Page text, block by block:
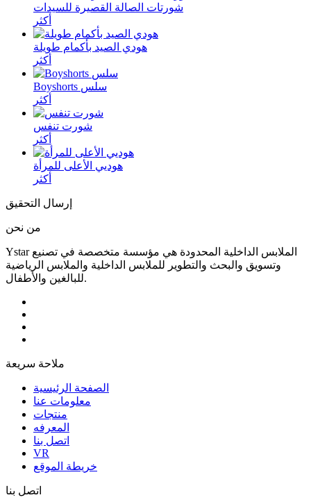
شورتات الصالة القصيرة للسيدات
أكثر
هودي الصيد بأكمام طويلة
أكثر
Boyshorts سلس
أكثر
شورت تنفس
أكثر
هوديي الأعلى للمرأة
أكثر
إرسال التحقيق
من نحن
Ystar الملابس الداخلية المحدودة هي مؤسسة متخصصة في تصنيع
وتسويق والبحث والتطوير للملابس الداخلية والملابس الرياضية
للبالغين والأطفال.
ملاحة سريعة
الصفحة الرئيسية
معلومات عنا
منتجات
المعرفه
اتصل بنا
VR
خريطة الموقع
اتصل بنا